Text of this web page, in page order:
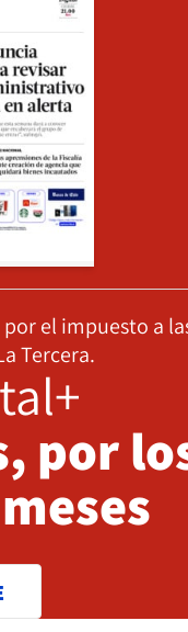
el impuesto a
Tercera.
por